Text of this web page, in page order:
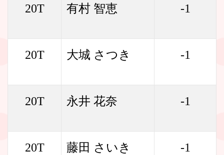
20T 有村 智恵 -1
20T 大城 さつき -1
20T 永井 花奈 -1
20T 藤田 さいき -1